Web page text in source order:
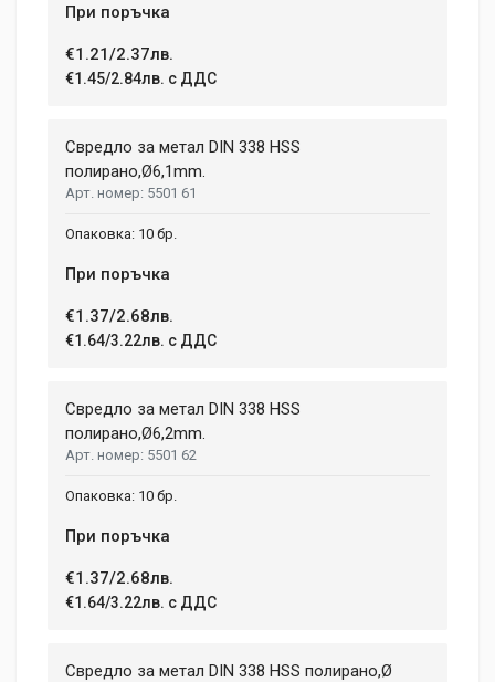
При поръчка
€1.21/2.37лв.
€1.45/2.84лв. с ДДС
Свредло за метал DIN 338 HSS
полиранo,Ø6,1mm.
5501 61
10 бр.
При поръчка
€1.37/2.68лв.
€1.64/3.22лв. с ДДС
Свредло за метал DIN 338 HSS
полиранo,Ø6,2mm.
5501 62
10 бр.
При поръчка
€1.37/2.68лв.
€1.64/3.22лв. с ДДС
Свредло за метал DIN 338 HSS полирано,Ø